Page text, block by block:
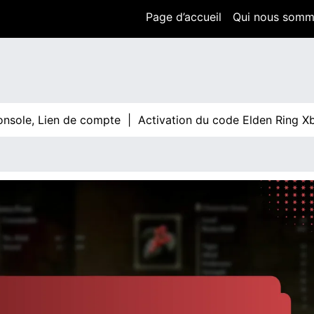
Page d’accueil Qui nous
Lien de compte |Activation du code Elden Ring Xbox :